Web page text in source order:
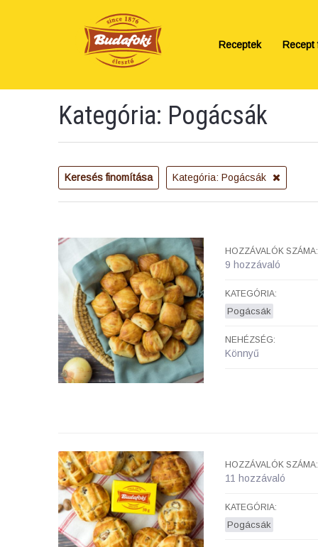
Receptek Recept
Kategória: Pogácsák
Keresés finomítása Kategória: Pogácsák
HOZZÁVALÓK SZÁMA:
9 hozzávaló
KATEGÓRIA:
Pogácsák
NEHÉZSÉG:
Könnyű
HOZZÁVALÓK SZÁMA:
11 hozzávaló
KATEGÓRIA:
Pogácsák